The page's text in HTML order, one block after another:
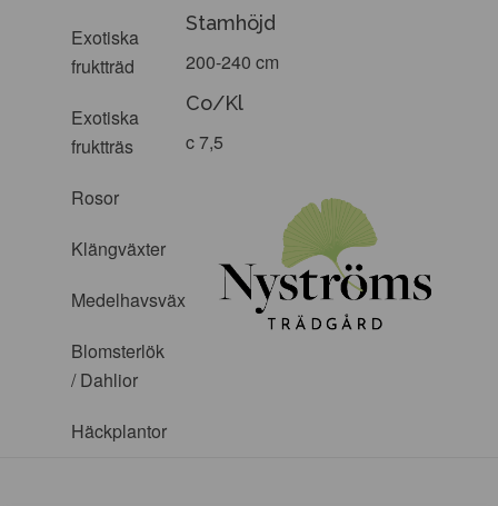
Exotiska
fruktträd
Exotiska
fruktträs
Rosor
Klängväxter
Medelhavsväxter
Blomsterlök
/ Dahlior
Häckplantor
Stamhöjd
200-240 cm
Co/Kl
c 7,5